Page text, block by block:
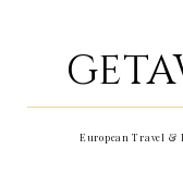
European Travel &